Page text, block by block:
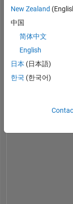
Korean
Pronouns:
He/him
Tableau de bord
Statistiques
10
New Zealand
中国
简体中文
English
日本 (日本語)
한국 (한국어)